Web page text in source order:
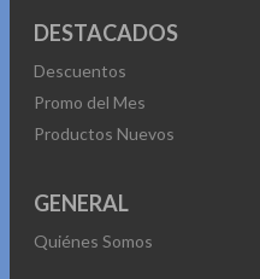
DESTACADOS
Descuentos
Promo del Mes
Productos Nuevos
GENERAL
Quiénes Somos